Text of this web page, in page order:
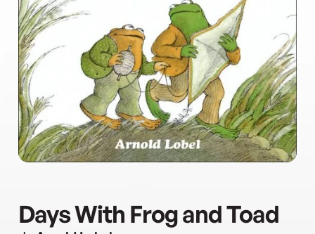
Days With Frog and Toad